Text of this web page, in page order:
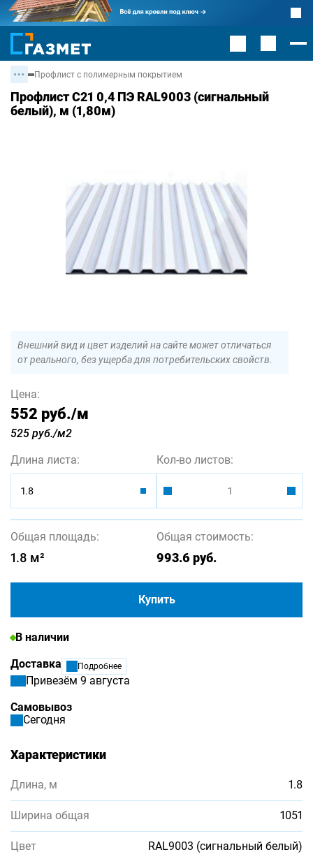
Профлист с полимерным покрытием
Профлист С21 0,4 ПЭ RAL9003 (сигнальный
белый), м (1,80м)
Внешний вид и цвет изделий на сайте может отличаться
от реального, без ущерба для потребительских свойств.
Цена:
552 руб./м
525 руб./м2
Длина листа:
1.8
Кол-во листов:
Общая площадь:
1.8 м²
Общая стоимость:
993.6 руб.
Купить
В наличии
Доставка
Подробнее
Привезём 9 августа
Самовывоз
Сегодня
Характеристики
Длина, м 1.8
Ширина общая 1051
Цвет RAL9003 (сигнальный белый)